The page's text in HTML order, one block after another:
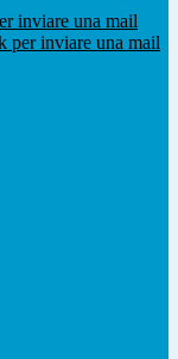
inviare una mail
per inviare una mail